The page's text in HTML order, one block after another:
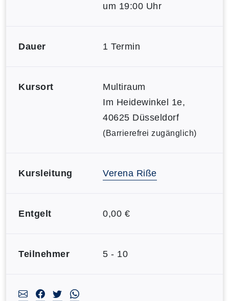
um 19:00 Uhr
Dauer 1 Termin
Kursort
Multiraum
Im Heidewinkel 1e,
40625 Düsseldorf
(Barrierefrei zugänglich)
Kursleitung Verena Riße
Entgelt 0,00 €
Teilnehmer 5 - 10